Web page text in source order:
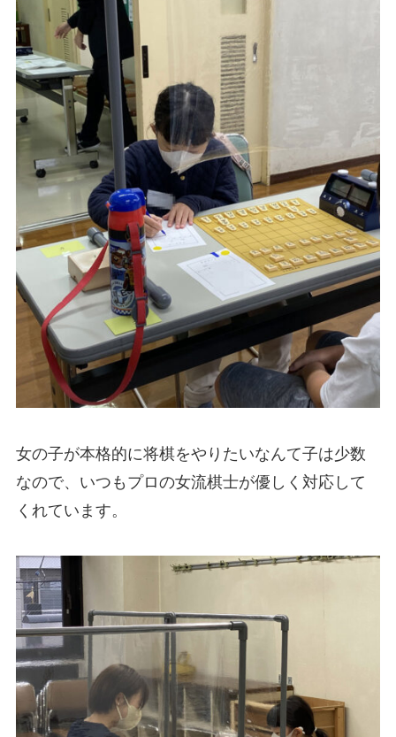
女の子が本格的に将棋をやりたいなんて子は少数
なので、いつもプロの女流棋士が優しく対応して
くれています。